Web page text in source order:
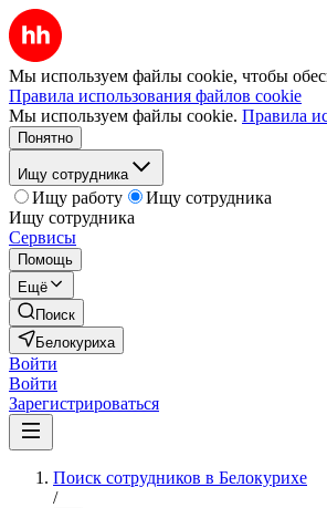
Мы используем файлы cookie, чтобы
Правила использования файлов cookie
Мы используем файлы cookie. Правила
Понятно
Ищу сотрудника
Ищу работу
Ищу сотрудника
Ищу сотрудника
Сервисы
Помощь
Ещё
Поиск
Белокуриха
Войти
Войти
Зарегистрироваться
Поиск сотрудников в Белокурихе
/